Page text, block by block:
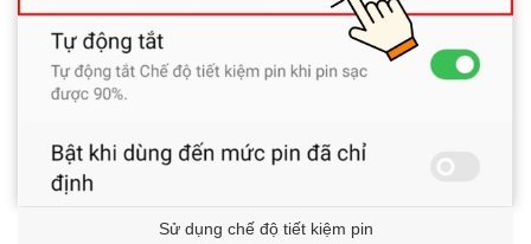
Sử dụng chế độ tiết kiệm pin